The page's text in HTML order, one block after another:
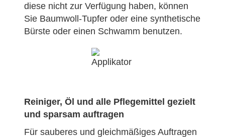
diese nicht zur Verfügung haben, können
Sie Baumwoll-Tupfer oder eine synthetische
Bürste oder einen Schwamm benutzen.
Reiniger, Öl und alle Pflegemittel gezielt
und sparsam auftragen
Für sauberes und gleichmäßiges Auftragen